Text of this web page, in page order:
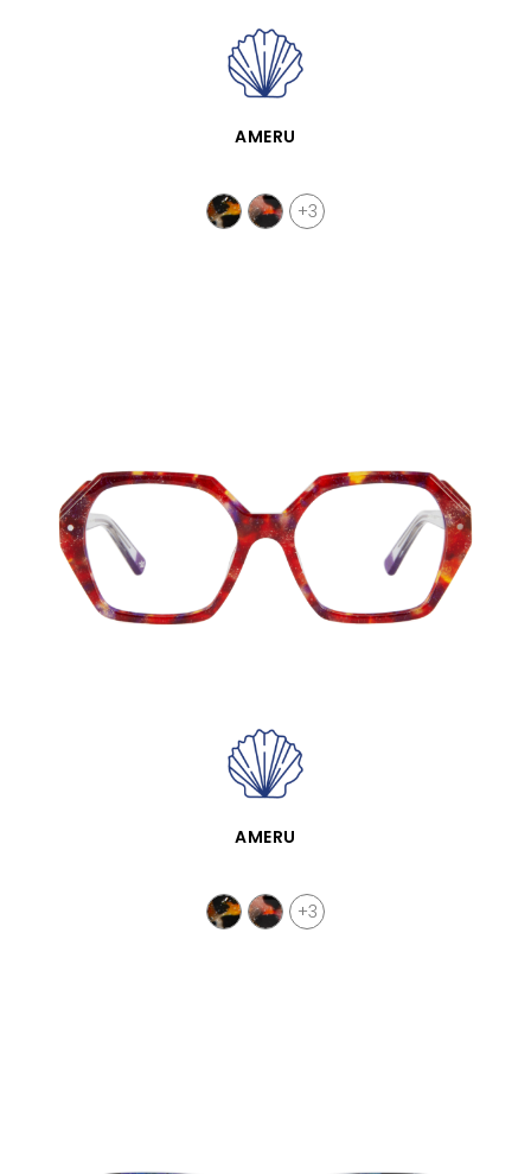
APERÇU RAPIDE
AMERU
+3
APERÇU RAPIDE
AMERU
+3